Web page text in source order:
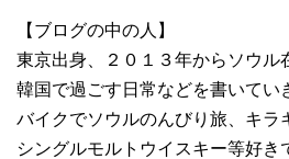
【ブログの中の人】
東京出身、２０１３年からソウル
韓国で過ごす日常などを書いてい
バイクでソウルのんびり旅、キラ
シングルモルトウイスキー等好き